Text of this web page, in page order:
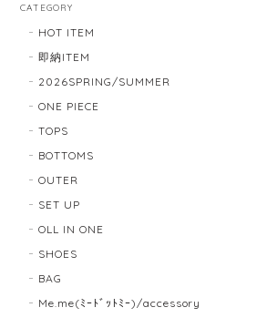
CATEGORY
HOT ITEM
即納ITEM
2026SPRING/SUMMER
ONE PIECE
TOPS
BOTTOMS
OUTER
SET UP
OLL IN ONE
SHOES
BAG
Me.me(ﾐｰﾄﾞｯﾄﾐｰ)/accessory